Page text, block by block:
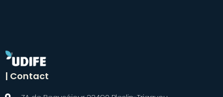
| Contact